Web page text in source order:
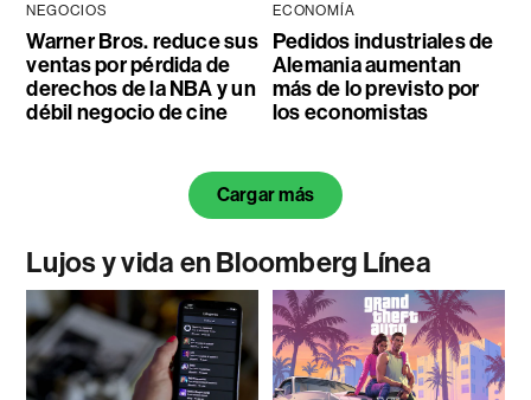
NEGOCIOS
Warner Bros. reduce sus
ventas por pérdida de
derechos de la NBA y un
débil negocio de cine
ECONOMÍA
Pedidos industriales de
Alemania aumentan
más de lo previsto por
los economistas
Cargar más
Lujos y vida en Bloomberg Línea